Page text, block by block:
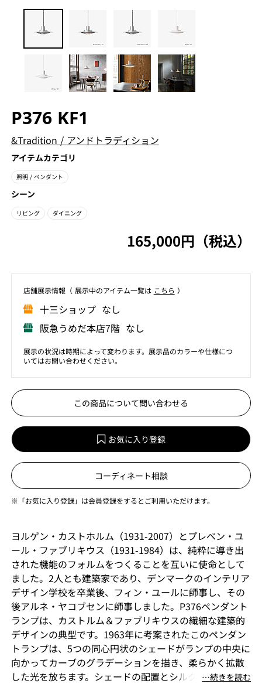
P376 KF1
&Tradition / アンドトラディション
アイテムカテゴリ
照明 / ペンダント
シーン
リビング ダイニング
165,000円（税込）
店舗展⽰情報（ 展⽰中のアイテム⼀覧は こちら ）
⼗三ショップ なし
阪急うめだ本店7階 なし
展示の状況は時期によって変わります。展示品のカラーや仕様につ
いてはお問い合わせください。
この商品について問い合わせる
お気に入り登録
コーディネート相談
※「お気に入り登録」は会員登録をするとご利用いただけます。
ヨルゲン・カストホルム（1931-2007）とプレベン・ユ
ール・ファブリキウス（1931-1984）は、純粋に導き出
された機能のフォルムをつくることを互いに使命として
ました。2人とも建築家であり、デンマークのインテリア
デザイン学校を卒業後、フィン・ユールに師事し、その
後アルネ・ヤコブセンに師事しました。P376ペンダント
ランプは、カストルム＆ファブリキウスの繊細な建築的
デザインの典型です。1963年に考案されたこのペンダン
トランプは、5つの同心円状のシェードがランプの中央に
向かってカーブのグラデーションを描き、柔らかく拡散
した光を放ちます。シェードの配置とシルクのようなア
⋯続きを読む